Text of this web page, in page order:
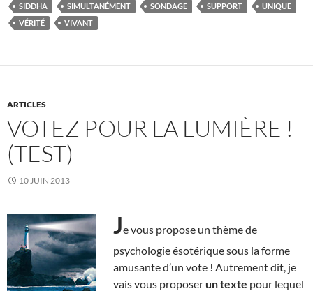
SIDDHA
SIMULTANÉMENT SONDAGE SUPPORT
UNIQUE
VÉRITÉ
VIVANT
ARTICLES
VOTEZ POUR LA LUMIÈRE !
(TEST)
10 JUIN 2013
Je vous propose un thème de
psychologie ésotérique sous la forme
amusante d’un vote ! Autrement dit, je
vais vous proposerun texte pour lequel